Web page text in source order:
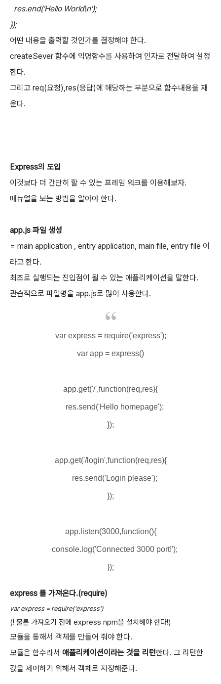
res.end('Hello World\n');
});
어떤 내용을 출력할 것인가를 결정해야 한다.
createSever 함수에 익명함수를 사용하여 인자로 전달하여 설정
한다.
그리고 req(요청),res(응답)에 해당하는 부분으로 함수내용을 채
운다.
Express의 도입
이것보다 더 간단히 할 수 있는 프레임 워크를 이용해보자.
매뉴얼을 보는 방법을 알아야 한다.
app.js 파일 생성
= main application , entry application, main file, entry file 이
라고 한다.
최초로 실행되는 진입점이 될 수 있는 애플리케이션을 말한다.
관습적으로 파일명을 app.js로 많이 사용한다.
var express = require('express');
var app = express()
app.get('/',function(req,res){
res.send('Hello homepage');
});
app.get('/login',function(req,res){
res.send('Login please');
});
app.listen(3000,function(){
console.log('Connected 3000 port!');
});
express 를 가져온다.(require)
var express = require('express')
(! 물론 가져오기 전에 express npm을 설치해야 한다!)
모듈을 통해서 객체를 만들어 줘야 한다.
모듈은 함수라서 애플리케이션이라는 것을 리턴한다. 그 리턴한
값을 제어하기 위해서 객체로 지정해준다.